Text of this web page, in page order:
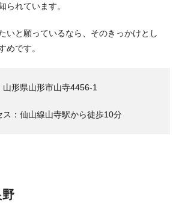
られています。
いと願っているなら、そのきっかけとし
めです。
山形県山形市山寺4456-1
ス：仙山線山寺駅から徒歩10分
野